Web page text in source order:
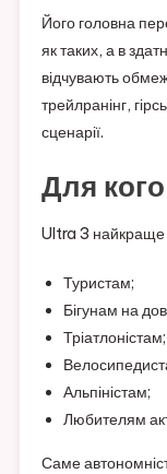
Його головна
як таких, а в
відчувають
трейлранінг,
сценарії.
Для
Ultra 3 найкраще
Туристам;
Бігунам на
Тріатлоністам;
Альпіністам;
Любителям
Саме